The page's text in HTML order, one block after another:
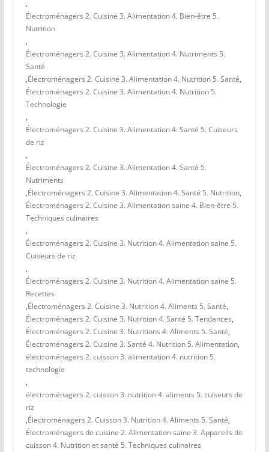
,
Électroménagers 2. Cuisine 3. Alimentation 4. Bien-être 5.
Nutrition
,
Électroménagers 2. Cuisine 3. Alimentation 4. Nutriments 5.
Santé
,Électroménagers 2. Cuisine 3. Alimentation 4. Nutrition 5. Santé,
Électroménagers 2. Cuisine 3. Alimentation 4. Nutrition 5.
Technologie
,
Électroménagers 2. Cuisine 3. Alimentation 4. Santé 5. Cuiseurs
de riz
,
Électroménagers 2. Cuisine 3. Alimentation 4. Santé 5.
Nutriments
,Électroménagers 2. Cuisine 3. Alimentation 4. Santé 5. Nutrition,
Électroménagers 2. Cuisine 3. Alimentation saine 4. Bien-être 5.
Techniques culinaires
,
Électroménagers 2. Cuisine 3. Nutrition 4. Alimentation saine 5.
Cuiseurs de riz
,
Électroménagers 2. Cuisine 3. Nutrition 4. Alimentation saine 5.
Recettes
,Électroménagers 2. Cuisine 3. Nutrition 4. Aliments 5. Santé,
Électroménagers 2. Cuisine 3. Nutrition 4. Santé 5. Tendances,
Électroménagers 2. Cuisine 3. Nutritions 4. Aliments 5. Santé,
Électroménagers 2. Cuisine 3. Santé 4. Nutrition 5. Alimentation,
électroménagers 2. cuisson 3. alimentation 4. nutrition 5.
technologie
,
électroménagers 2. cuisson 3. nutrition 4. aliments 5. cuiseurs de
riz
,Électroménagers 2. Cuisson 3. Nutrition 4. Aliments 5. Santé,
Électroménagers de cuisine 2. Alimentation saine 3. Appareils de
cuisson 4. Nutrition et santé 5. Techniques culinaires